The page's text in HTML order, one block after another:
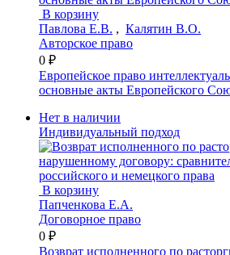
В корзину
Павлова Е.В. , Калятин В.О.
Авторское право
0 ₽
Европейское право
основные акты Европейского
Нет в наличии
Индивидуальный подход
В корзину
Папченкова Е.А.
Договорное право
0 ₽
Возврат исполненного по